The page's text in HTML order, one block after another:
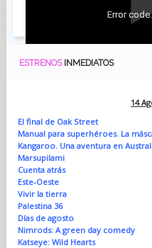
Error
ESTRENOS INMEDIATOS
14
El final de Oak Street
Manual para superhéroes. La
Kangaroo. Una aventura en
Marsupilami
Cuenta atrás
Este-Oeste
Vivir la tierra
Palestina 36
Días de agosto
Nimrods: A green day comedy
Katseye: Wild Hearts